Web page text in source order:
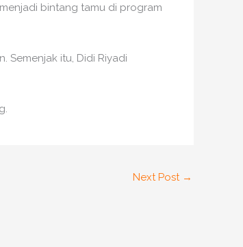
bintang tamu di program
Semenjak itu, Didi Riyadi
Next Post →